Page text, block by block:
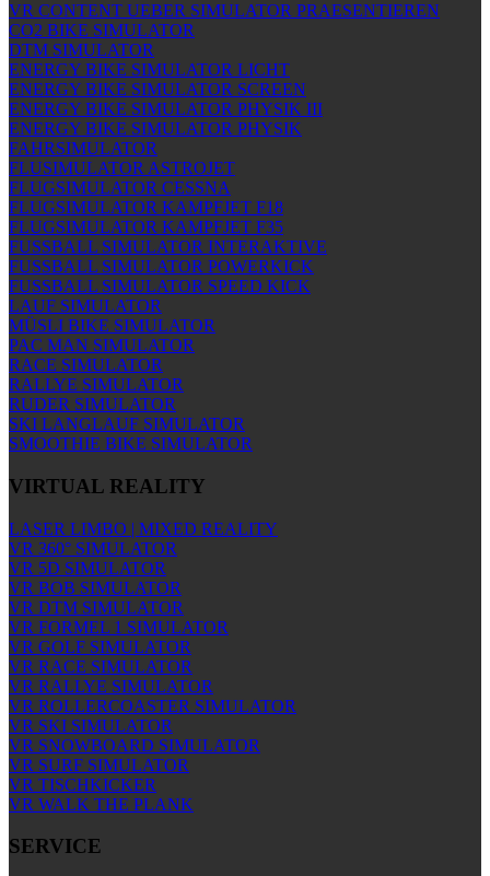
VR CONTENT UEBER SIMULATOR PRAESENTIEREN
CO2 BIKE SIMULATOR
DTM SIMULATOR
ENERGY BIKE SIMULATOR LICHT
ENERGY BIKE SIMULATOR SCREEN
ENERGY BIKE SIMULATOR PHYSIK III
ENERGY BIKE SIMULATOR PHYSIK
FAHRSIMULATOR
FLUSIMULATOR ASTROJET
FLUGSIMULATOR CESSNA
FLUGSIMULATOR KAMPFJET F18
FLUGSIMULATOR KAMPFJET F35
FUSSBALL SIMULATOR INTERAKTIVE
FUSSBALL SIMULATOR POWERKICK
FUSSBALL SIMULATOR SPEED KICK
LAUF SIMULATOR
MÜSLI BIKE SIMULATOR
PAC MAN SIMULATOR
RACE SIMULATOR
RALLYE SIMULATOR
RUDER SIMULATOR
SKI LANGLAUF SIMULATOR
SMOOTHIE BIKE SIMULATOR
VIRTUAL REALITY
LASER LIMBO | MIXED REALITY
VR 360° SIMULATOR
VR 5D SIMULATOR
VR BOB SIMULATOR
VR DTM SIMULATOR
VR FORMEL 1 SIMULATOR
VR GOLF SIMULATOR
VR RACE SIMULATOR
VR RALLYE SIMULATOR
VR ROLLERCOASTER SIMULATOR
VR SKI SIMULATOR
VR SNOWBOARD SIMULATOR
VR SURF SIMULATOR
VR TISCHKICKER
VR WALK THE PLANK
SERVICE